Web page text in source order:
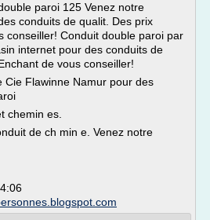
paroi 125 Venez notre
conduits de qualit. Des prix
conseiller! Conduit double paroi par
internet pour des conduits de
de vous conseiller!
Cie Flawinne Namur pour des
chemin es.
de ch min e. Venez notre